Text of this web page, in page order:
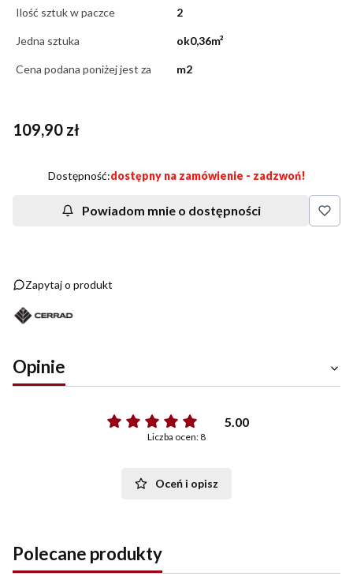
Ilość sztuk w paczce 2
Jedna sztuka ok0,36m²
Cena podana poniżej jest za m2
Cena
109,90 zł
Dostępność:dostępny na zamówienie - zadzwoń!
Powiadom mnie o dostępności
Zapytaj o produkt
Opinie
5.00
Liczba ocen: 8
Oceń i opisz
Polecane produkty